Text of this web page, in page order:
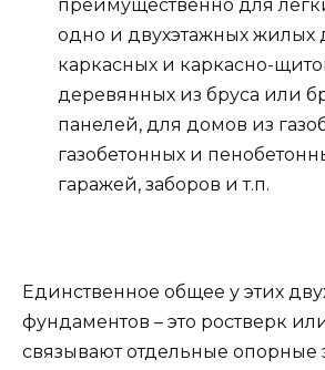
преимущественно для
одно и двухэтажных жилых
каркасных и каркасно-
деревянных из бруса или
панелей, для домов из
газобетонных и
гаражей, заборов и т.п.
Единственное общее у этих
фундаментов – это ростверк
связывают отдельные опорные